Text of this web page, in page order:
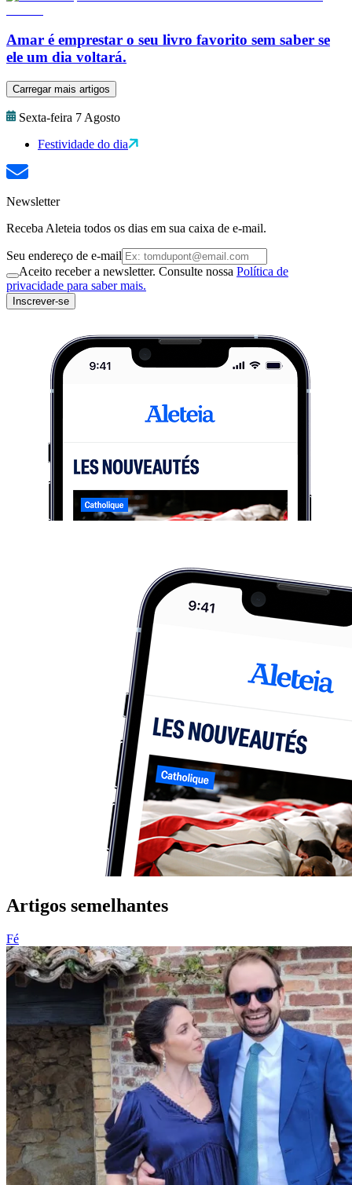
Amar é emprestar o seu livro favorito sem saber se
ele um dia voltará.
Carregar mais artigos
Sexta-feira 7 Agosto
Festividade do dia
Newsletter
Receba Aleteia todos os dias em sua caixa de e-mail.
Seu endereço de e-mail
Aceito receber a newsletter. Consulte nossa Política de
privacidade para saber mais.
Inscrever-se
Artigos semelhantes
Fé